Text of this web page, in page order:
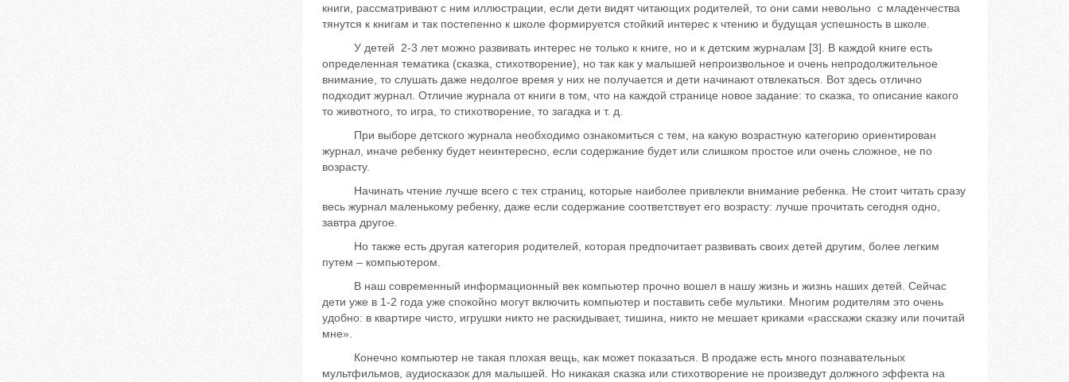
книги, рассматривают с ним иллюстрации, если дети видят читающих родителей, то они сами невольно с младенчества
тянутся к книгам и так постепенно к школе формируется стойкий интерес к чтению и будущая успешность в школе.
У детей 2-3 лет можно развивать интерес не только к книге, но и к детским журналам [3]. В каждой книге есть
определенная тематика (сказка, стихотворение), но так как у малышей непроизвольное и очень непродолжительное
внимание, то слушать даже недолгое время у них не получается и дети начинают отвлекаться. Вот здесь отлично
подходит журнал. Отличие журнала от книги в том, что на каждой странице новое задание: то сказка, то описание какого
то животного, то игра, то стихотворение, то загадка и т. д.
При выборе детского журнала необходимо ознакомиться с тем, на какую возрастную категорию ориентирован
журнал, иначе ребенку будет неинтересно, если содержание будет или слишком простое или очень сложное, не по
возрасту.
Начинать чтение лучше всего с тех страниц, которые наиболее привлекли внимание ребенка. Не стоит читать сразу
весь журнал маленькому ребенку, даже если содержание соответствует его возрасту: лучше прочитать сегодня одно,
завтра другое.
Но также есть другая категория родителей, которая предпочитает развивать своих детей другим, более легким
путем – компьютером.
В наш современный информационный век компьютер прочно вошел в нашу жизнь и жизнь наших детей. Сейчас
дети уже в 1-2 года уже спокойно могут включить компьютер и поставить себе мультики. Многим родителям это очень
удобно: в квартире чисто, игрушки никто не раскидывает, тишина, никто не мешает криками «расскажи сказку или почитай
мне».
Конечно компьютер не такая плохая вещь, как может показаться. В продаже есть много познавательных
мультфильмов, аудиосказок для малышей. Но никакая сказка или стихотворение не произведут должного эффекта на